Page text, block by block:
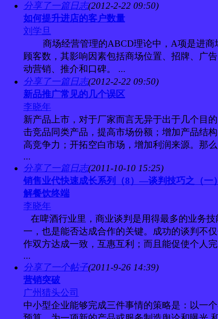
分享了一篇日志(2012-2-22 09:50)
如何提升进店的客户数量
刘学旦
商场经营管理的ABCD理论中，A项是进商
顾客数，其影响因素包括商场位置、招牌、广
动营销、推介和口碑。 ...
分享了一篇日志(2012-2-22 09:50)
新品推广常见的几个误区
李晓年
新产品上市，对于厂家而言无异于出于几个目
击竞品同类产品，提高市场份额；增加产品结
高竞争力；开拓空白市场，增加利润来源。那
...
分享了一篇日志(2011-10-10 15:25)
销售业代快速成长系列（8）—谈判技巧之（一
解餐饮终端
李晓年
在啤酒行业里，商业谈判是用得最多的业务技
一，也是能否达成合作的关键。成功的谈判不
作双方达成一致，互惠互利；而且能促使个人
...
分享了一个帖子(2011-9-26 14:39)
营销突破
广州猎头公司
中小型企业能够完成三件事情的策略是：以一